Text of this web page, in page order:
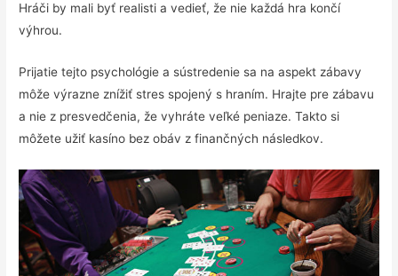
Hráči by mali byť realisti a vedieť, že nie každá hra končí
výhrou.
Prijatie tejto psychológie a sústredenie sa na aspekt zábavy
môže výrazne znížiť stres spojený s hraním. Hrajte pre zábavu
a nie z presvedčenia, že vyhráte veľké peniaze. Takto si
môžete užiť kasíno bez obáv z finančných následkov.